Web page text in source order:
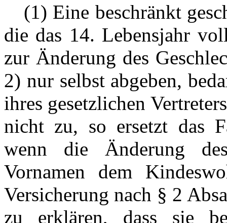
(1) Eine beschränkt
die das 14. Lebensjahr
zur Änderung des
2) nur selbst abgeben,
ihres gesetzlichen
nicht zu, so ersetzt das
wenn die Änderung
Vornamen dem
Versicherung nach § 2
zu erklären, dass sie